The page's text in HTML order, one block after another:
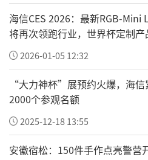
海信CES 2026：最新RGB-Mini
将再次领跑行业，世界杯定制产
发 2026-01-05 12:32
“大力神杯”展预约火爆，海信
2000个参观名额
2025-12-18 13:55
安徽宿松：150件手作点亮警营